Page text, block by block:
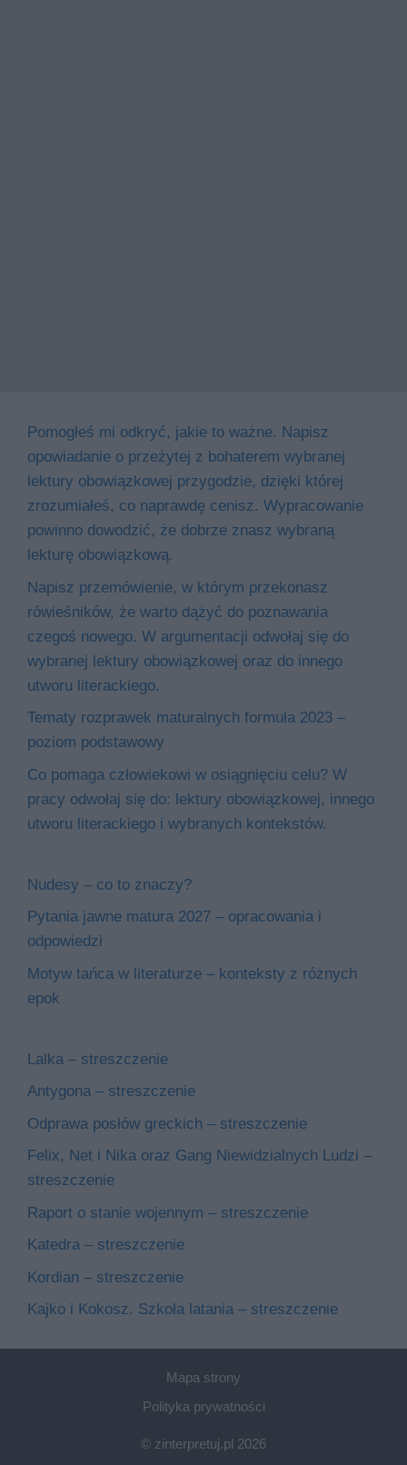
Pomogłeś mi odkryć, jakie to ważne. Napisz
opowiadanie o przeżytej z bohaterem wybranej
lektury obowiązkowej przygodzie, dzięki której
zrozumiałeś, co naprawdę cenisz. Wypracowanie
powinno dowodzić, że dobrze znasz wybraną
lekturę obowiązkową.
Napisz przemówienie, w którym przekonasz
rówieśników, że warto dążyć do poznawania
czegoś nowego. W argumentacji odwołaj się do
wybranej lektury obowiązkowej oraz do innego
utworu literackiego.
Tematy rozprawek maturalnych formuła 2023 –
poziom podstawowy
Co pomaga człowiekowi w osiągnięciu celu? W
pracy odwołaj się do: lektury obowiązkowej, innego
utworu literackiego i wybranych kontekstów.
Nudesy – co to znaczy?
Pytania jawne matura 2027 – opracowania i
odpowiedzi
Motyw tańca w literaturze – konteksty z różnych
epok
Lalka – streszczenie
Antygona – streszczenie
Odprawa posłów greckich – streszczenie
Felix, Net i Nika oraz Gang Niewidzialnych Ludzi –
streszczenie
Raport o stanie wojennym – streszczenie
Katedra – streszczenie
Kordian – streszczenie
Kajko i Kokosz. Szkoła latania – streszczenie
Mapa strony
Polityka prywatności
© zinterpretuj.pl 2026